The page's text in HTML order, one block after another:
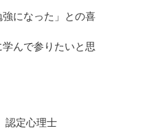
になった」との喜
んで参りたいと思
認定心理士